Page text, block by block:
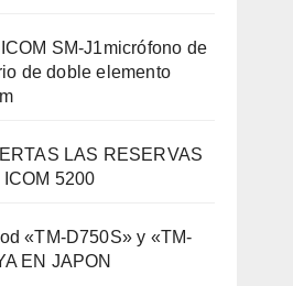
SM-J1micrófono de
de doble elemento
LAS RESERVAS
ICOM 5200
«TM-D750S» y «TM-
EN JAPON